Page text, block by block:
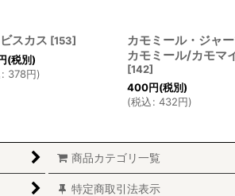
スカス [153]
(税別)
: 378円)
カモミール・ジャ
カモミール/カモマ
[142]
400円(税別)
(税込: 432円)
商品カテゴリ一覧
特定商取引法表示